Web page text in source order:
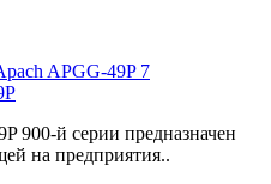
900-й серии предназначен
на предприятия..